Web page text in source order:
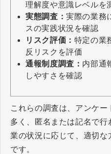
理解度や意識レベルを
実態調査：実際の業務
スの実践状況を確認
リスク評価： 特定の業
反リスクを評価
通報制度調査： 内部通
しやすさを確認
これらの調査は、アンケ
多く、匿名または記名で
業の状況に応じて、適切
です。